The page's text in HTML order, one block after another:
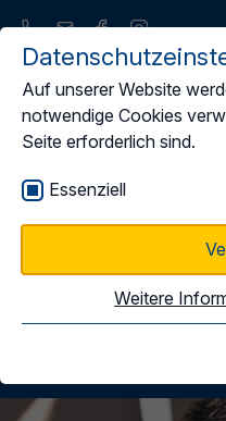
Auf unserer Website
notwendige Cookies
Seite erforderlich sind.
Essenziell
Weitere
Umwelt,